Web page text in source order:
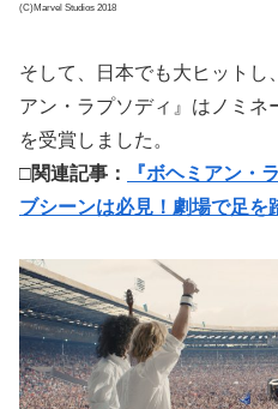
(C)Marvel Studios 2018
そして、日本でも大ヒットし
アン・ラプソディ』はノミネ
を受賞しました。
□関連記事：
『ボヘミアン・
ブシーンは必見！劇場で足を